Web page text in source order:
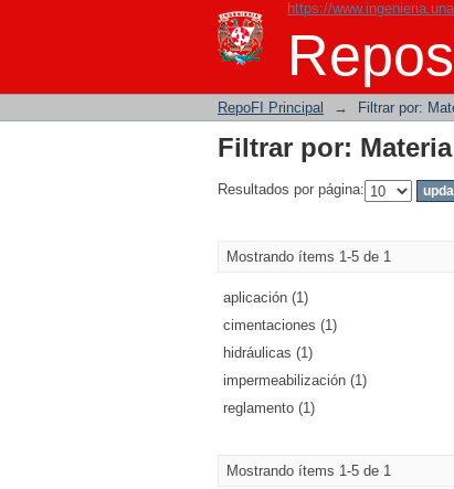
https://
Filtrar por: Materia
RepoFI Principal → Filtrar por:
Filtrar por: Materia
Resultados por página:
Mostrando ítems 1-5 de 1
aplicación (1)
cimentaciones (1)
hidráulicas (1)
impermeabilización (1)
reglamento (1)
Mostrando ítems 1-5 de 1